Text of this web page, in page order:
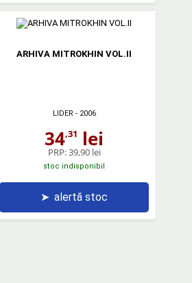
ARHIVA MITROKHIN VOL.II
LIDER- 2006
34,31 lei
PRP:39,90 lei
stoc indisponibil
➤ alertă stoc